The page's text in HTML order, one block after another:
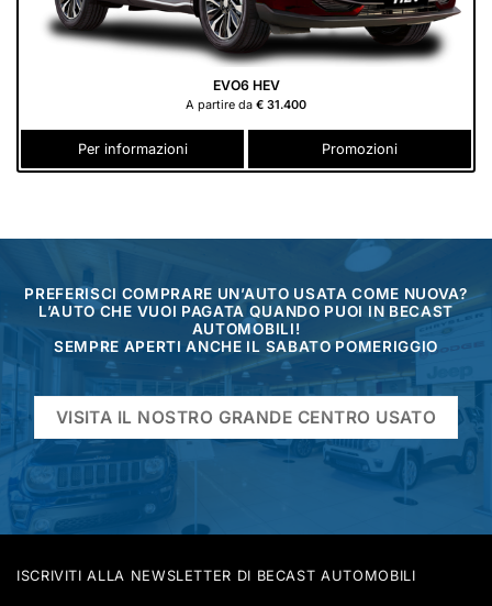
EVO6 HEV
A partire da € 31.400
Per informazioni Promozioni
PREFERISCI COMPRARE UN’AUTO USATA COME NUOVA?
L’AUTO CHE VUOI PAGATA QUANDO PUOI IN BECAST
AUTOMOBILI!
SEMPRE APERTI ANCHE IL SABATO POMERIGGIO
VISITA IL NOSTRO GRANDE CENTRO USATO
ISCRIVITI ALLA NEWSLETTER DI BECAST AUTOMOBILI